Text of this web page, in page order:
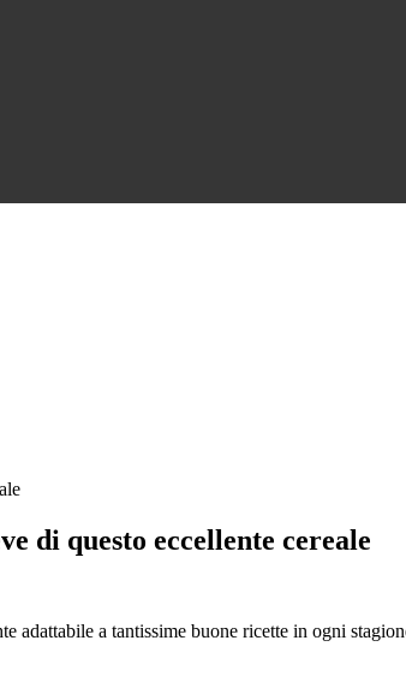
di questo eccellente cereale
adattabile a tantissime buone ricette in ogni